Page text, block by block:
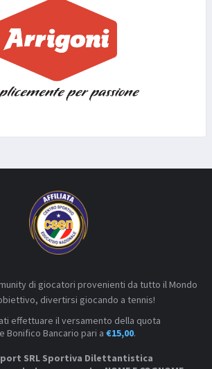
di giocatori provenienti da tutto il Mondo
divertirsi giocando a tennis!
effettuare il versamento della quota
Bonifico Bancario pari a €15,00.
SRL Sportiva Dilettantistica